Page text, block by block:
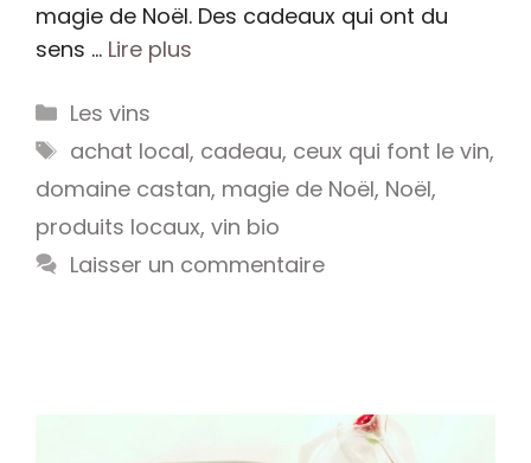
magie de Noël. Des cadeaux qui ont du
sens … Lire plus
Catégories
Les vins
Étiquettes
achat local, cadeau, ceux qui font le vin,
domaine castan, magie de Noël, Noël,
produits locaux, vin bio
Laisser un commentaire